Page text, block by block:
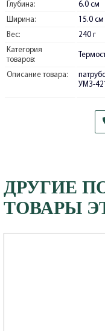
Глубина:
6.0 см
Ширина:
15.0 см
Вес:
240 г
Категория
товаров:
Описание товара:
УМЗ-
ДРУГИЕ
ТОВАРЫ